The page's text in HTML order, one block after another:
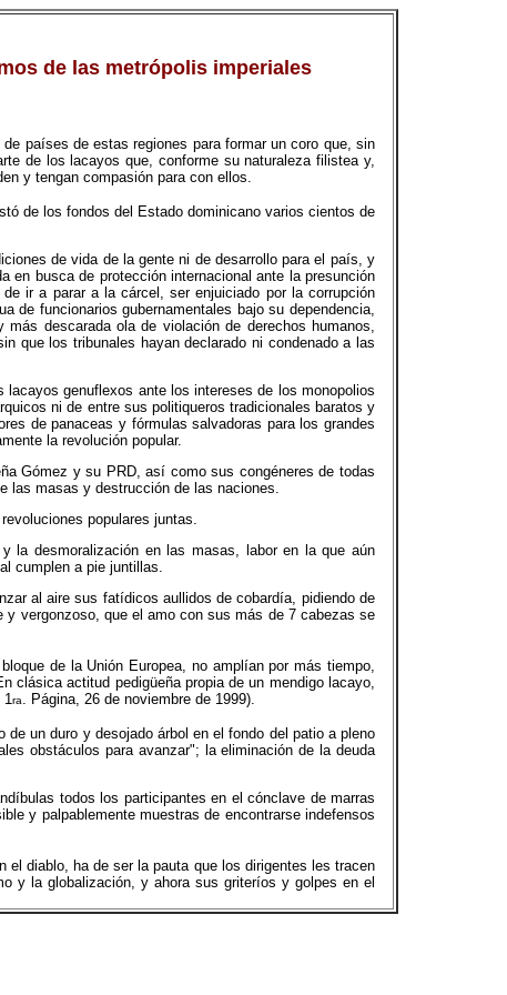
de las metrópolis imperiales
países de estas regiones para formar un coro que, sin
de los lacayos que, conforme su naturaleza filistea y,
y tengan compasión para con ellos.
de los fondos del Estado dominicano varios cientos de
de vida de la gente ni de desarrollo para el país, y
en busca de protección internacional ante la presunción
ir a parar a la cárcel, ser enjuiciado por la corrupción
de funcionarios gubernamentales bajo su dependencia,
descarada ola de violación de derechos humanos,
que los tribunales hayan declarado ni condenado a las
genuflexos ante los intereses de los monopolios
ni de entre sus politiqueros tradicionales baratos y
de panaceas y fórmulas salvadoras para los grandes
la revolución popular.
Gómez y su PRD, así como sus congéneres de todas
las masas y destrucción de las naciones.
populares juntas.
la desmoralización en las masas, labor en la que aún
cumplen a pie juntillas.
al aire sus fatídicos aullidos de cobardía, pidiendo de
y vergonzoso, que el amo con sus más de 7 cabezas se
de la Unión Europea, no amplían por más tiempo,
clásica actitud pedigüeña propia de un mendigo lacayo,
1ra. Página, 26 de noviembre de 1999).
un duro y desojado árbol en el fondo del patio a pleno
obstáculos para avanzar"; la eliminación de la deuda
todos los participantes en el cónclave de marras
y palpablemente muestras de encontrarse indefensos
diablo, ha de ser la pauta que los dirigentes les tracen
y la globalización, y ahora sus griteríos y golpes en el